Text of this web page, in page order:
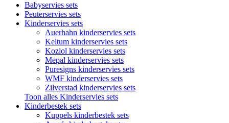
Babyservies sets
Peuterservies sets
Kinderservies sets
Auerhahn kinderservies sets
Keltum kinderservies sets
Koziol kinderservies sets
Mepal kinderservies sets
Puresigns kinderservies sets
WMF kinderservies sets
Zilverstad kinderservies sets
Toon alles Kinderservies sets
Kinderbestek sets
Kuppels kinderbestek sets